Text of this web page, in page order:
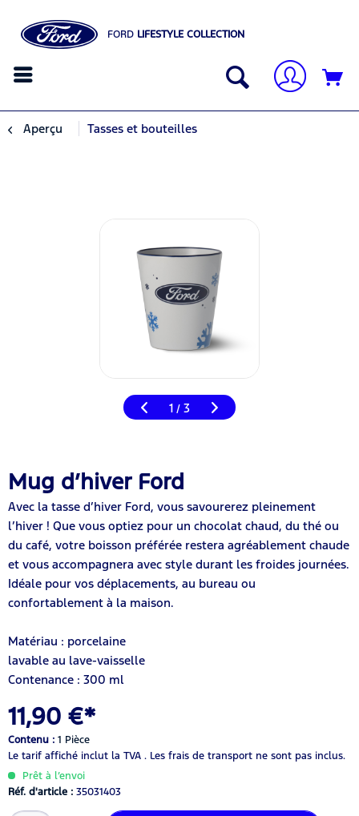
FORD LIFESTYLE COLLECTION
Aperçu Tasses et bouteilles
1 / 3
Mug d’hiver Ford
Avec la tasse d’hiver Ford, vous savourerez pleinement
l’hiver ! Que vous optiez pour un chocolat chaud, du thé ou
du café, votre boisson préférée restera agréablement chaude
et vous accompagnera avec style durant les froides journées.
Idéale pour vos déplacements, au bureau ou
confortablement à la maison.
Matériau : porcelaine
lavable au lave-vaisselle
Contenance : 300 ml
11,90 €*
Contenu : 1 Pièce
Le tarif affiché inclut la TVA . Les frais de transport ne sont pas inclus.
Prêt à l’envoi
Réf. d'article : 35031403